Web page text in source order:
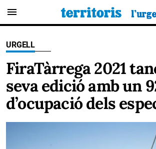
menu
URGELL
FiraTàrrega 2021
seva edició amb un
d’ocupació dels